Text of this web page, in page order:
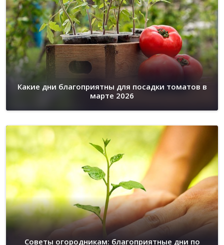
Какие дни благоприятны для посадки томатов в
марте 2026
Советы огородникам: благоприятные дни по